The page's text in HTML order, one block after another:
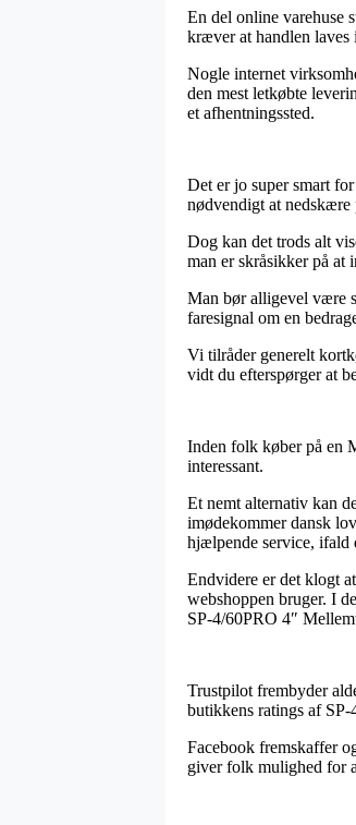
En del online varehuse
kræver at handlen laves
Nogle internet
den mest letkøbte
et afhentningssted.
Det er jo super smart
nødvendigt at nedskære
Dog kan det trods alt
man er skråsikker på at
Man bør alligevel være
faresignal om en
Vi tilråder generelt
vidt du efterspørger at
Inden folk køber på en
interessant.
Et nemt alternativ kan
imødekommer dansk
hjælpende service, ifald
Endvidere er det klogt
webshoppen bruger. I
SP-4/60PRO 4″
Trustpilot frembyder
butikkens ratings af
Facebook fremskaffer
giver folk mulighed for